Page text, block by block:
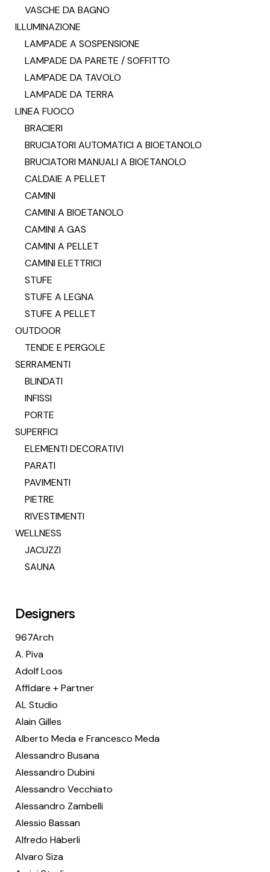
VASCHE DA BAGNO
ILLUMINAZIONE
LAMPADE A SOSPENSIONE
LAMPADE DA PARETE / SOFFITTO
LAMPADE DA TAVOLO
LAMPADE DA TERRA
LINEA FUOCO
BRACIERI
BRUCIATORI AUTOMATICI A BIOETANOLO
BRUCIATORI MANUALI A BIOETANOLO
CALDAIE A PELLET
CAMINI
CAMINI A BIOETANOLO
CAMINI A GAS
CAMINI A PELLET
CAMINI ELETTRICI
STUFE
STUFE A LEGNA
STUFE A PELLET
OUTDOOR
TENDE E PERGOLE
SERRAMENTI
BLINDATI
INFISSI
PORTE
SUPERFICI
ELEMENTI DECORATIVI
PARATI
PAVIMENTI
PIETRE
RIVESTIMENTI
WELLNESS
JACUZZI
SAUNA
Designers
967Arch
A. Piva
Adolf Loos
Affidare + Partner
AL Studio
Alain Gilles
Alberto Meda e Francesco Meda
Alessandro Busana
Alessandro Dubini
Alessandro Vecchiato
Alessandro Zambelli
Alessio Bassan
Alfredo Häberli
Alvaro Siza